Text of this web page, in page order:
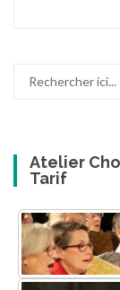
Atelier
Tarif